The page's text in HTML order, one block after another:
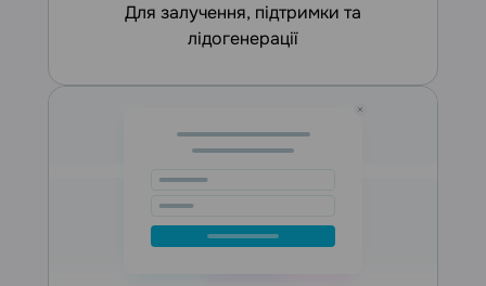
для залучення, підтримки та
лідогенерації